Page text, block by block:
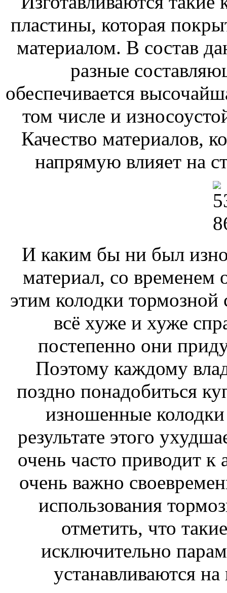
пластины, которая
материалом. В состав
разные
обеспечивается
том числе и
Качество материалов,
напрямую влияет на
И каким бы ни был
материал, со временем
этим колодки
всё хуже и хуже
постепенно они
Поэтому каждому
поздно понадобиться
изношенные колодки
результате этого
очень часто приводит
очень важно
использования
отметить, что
исключительно
устанавливаются